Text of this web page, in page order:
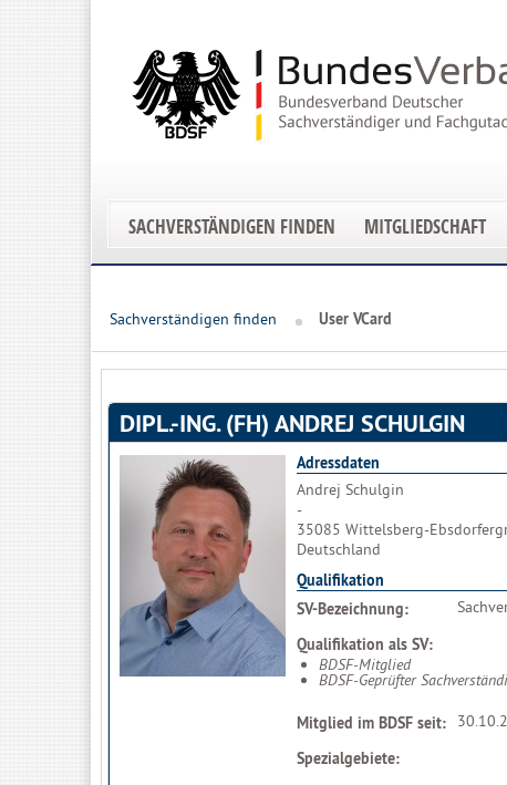
SACHVERSTÄNDIGEN FINDEN MITGLIEDSCHAFT
Sachverständigen finden User VCard
DIPL.-ING. (FH) ANDREJ SCHULGIN
Adressdaten
Andrej Schulgin
-
35085 Wittelsberg-
Deutschland
Qualifikation
SV-Bezeichnung:
Qualifikation als SV:
BDSF-Mitglied
BDSF-Geprüfter
Mitglied im BDSF seit:
Spezialgebiete: